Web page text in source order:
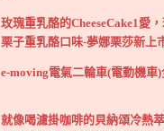
玫瑰重乳酪的CheeseCake1愛
栗子重乳酪口味-夢娜栗莎新上
e-moving電氣二輪車(電動機車
就像喝濾掛咖啡的貝納頌冷熱